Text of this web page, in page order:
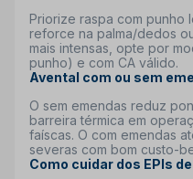
Priorize raspa com punho
reforce na palma/dedos
mais intensas, opte por
punho) e com CA válido.
Avental com ou sem
O sem emendas reduz
barreira térmica em
faíscas. O com emendas
severas com bom custo-
Como cuidar dos EPIs